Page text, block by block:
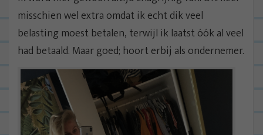
misschien wel extra omdat ik echt dik veel
belasting moest betalen, terwijl ik laatst óók al veel
had betaald. Maar goed; hoort erbij als ondernemer.